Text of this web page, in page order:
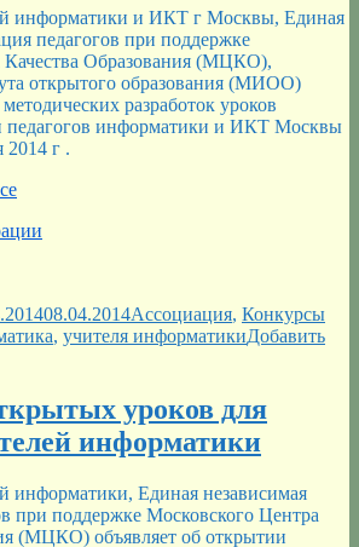
проектов
информатики и ИКТ г Москвы, Единая
педагогов при поддержке
Качества Образования (МЦКО),
открытого образования (МИОО)
разработок уроков
педагогов информатики и ИКТ Москвы
2014 г .
08.04.2014Ассоциация, Конкурсы
, учителя информатикиДобавить
уроков для
информатики
информатики, Единая независимая
при поддержке Московского Центра
(МЦКО) объявляет об открытии